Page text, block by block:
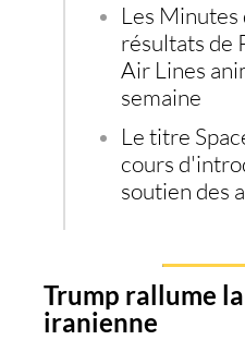
Les Minutes
résultats de
Air Lines
semaine
Le titre
cours
soutien des
Trump rallume
iranienne